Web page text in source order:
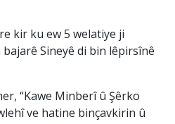
kir ku ew 5 welatiye ji
Sineyê di bin lêpirsînê
“Kawe Minberî û Şêrko
ve hatine binçavkirin û